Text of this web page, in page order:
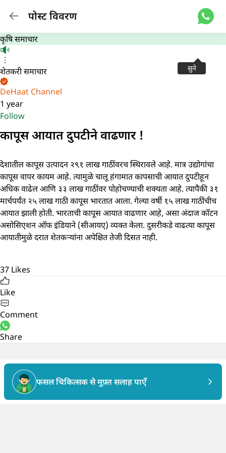
पोस्ट विवरण
सुने
कृषि समाचार
शेतकरी समाचार
DeHaat Channel
1 year
Follow
कापूस आयात दुपटीने वाढणार !
देशातील कापूस उत्पादन २९१ लाख गाठींवरच स्थिरावले आहे. मात्र उद्योगांचा
कापूस वापर कायम आहे. त्यामुळे चालू हंगामात कापसाची आयात दुपटीहून
अधिक वाढेल आणि ३३ लाख गाठींवर पोहोचण्याची शक्यता आहे. त्यापैकी ३१
मार्चपर्यंत २५ लाख गाठी कापूस भारतात आला. गेल्या वर्षी १५ लाख गाठींचीच
आयात झाली होती. भारताची कापूस आयात वाढणार आहे, असा अंदाज कॉटन
असोसिएशन ऑफ इंडियाने (सीआयए) व्यक्त केला. दुसरीकडे वाढत्या कापूस
आयातीमुळे दरात शेतकऱ्यांना अपेक्षित तेजी दिसत नाही.
37 Likes
Like
Comment
Share
फसल चिकित्सक से मुफ़्त सलाह पाएँ